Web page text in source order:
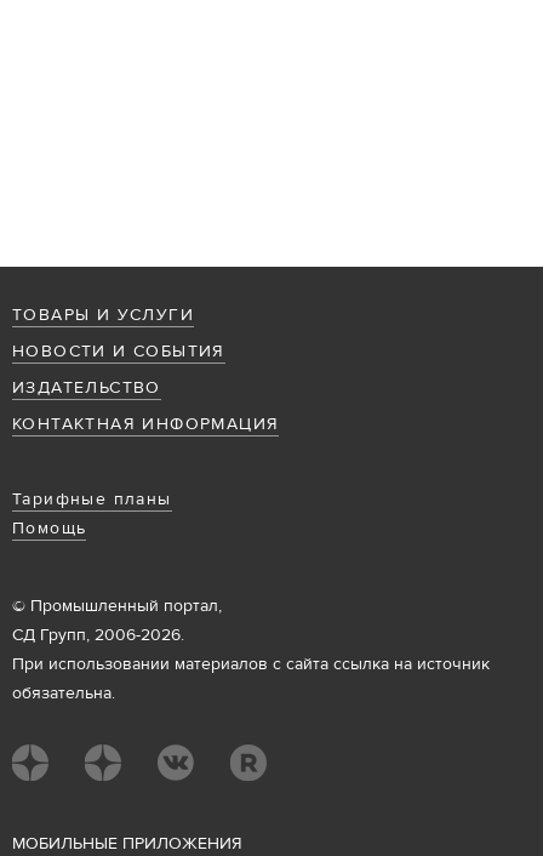
ТОВАРЫ И УСЛУГИ
НОВОСТИ И СОБЫТИЯ
ИЗДАТЕЛЬСТВО
КОНТАКТНАЯ ИНФОРМАЦИЯ
Тарифные планы
Помощь
© Промышленный портал,
СД Групп, 2006-2026.
При использовании материалов с сайта ссылка на источник
обязательна.
МОБИЛЬНЫЕ ПРИЛОЖЕНИЯ